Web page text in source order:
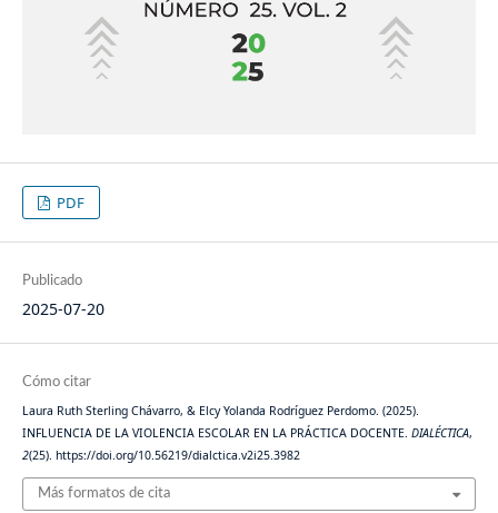
PDF
Publicado
2025-07-20
Cómo citar
Laura Ruth Sterling Chávarro, & Elcy Yolanda Rodríguez Perdomo. (2025).
INFLUENCIA DE LA VIOLENCIA ESCOLAR EN LA PRÁCTICA DOCENTE. DIALÉCTICA,
2(25). https://doi.org/10.56219/dialctica.v2i25.3982
Más formatos de cita